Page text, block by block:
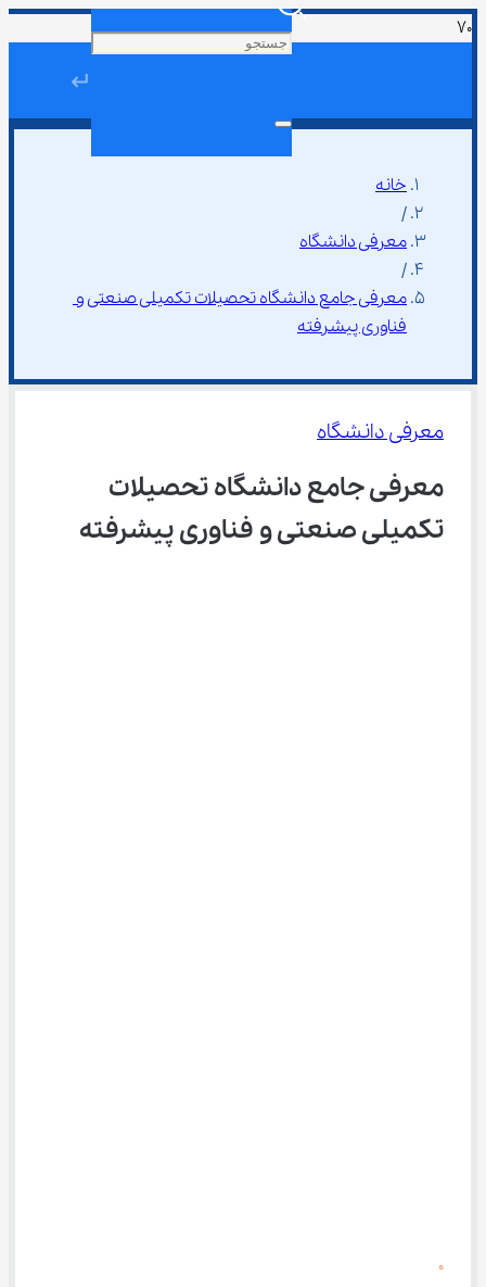
↵
خانه
/
معرفی دانشگاه
/
معرفی جامع دانشگاه تحصیلات تکمیلی صنعتی و
فناوری پیشرفته
معرفی دانشگاه
معرفی جامع دانشگاه تحصیلات
تکمیلی صنعتی و فناوری پیشرفته
0